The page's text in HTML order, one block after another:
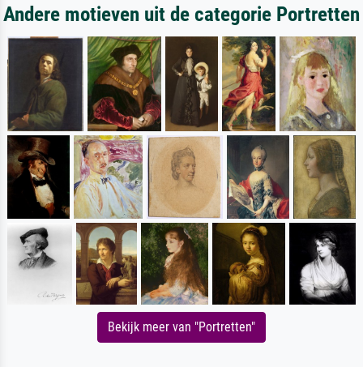
Andere motieven uit de categorie Portretten
Bekijk meer van "Portretten"